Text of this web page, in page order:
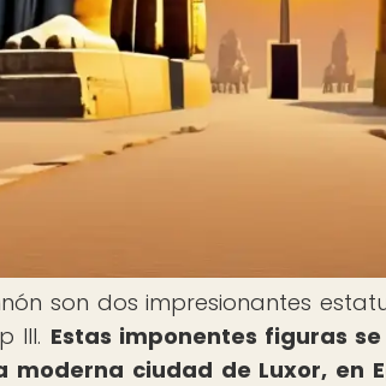
son dos impresionantes
III. Estas imponentes figuras
moderna ciudad de Luxor, en